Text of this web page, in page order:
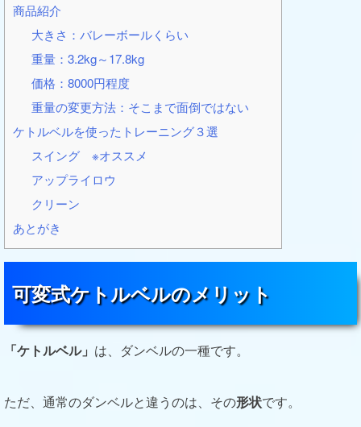
商品紹介
大きさ：バレーボールくらい
重量：3.2kg～17.8kg
価格：8000円程度
重量の変更方法：そこまで面倒ではない
ケトルベルを使ったトレーニング３選
スイング ※オススメ
アップライロウ
クリーン
あとがき
可変式ケトルベルのメリット
「ケトルベル」 は、ダンベルの一種です。
ただ、通常のダンベルと違うのは、その形状です。